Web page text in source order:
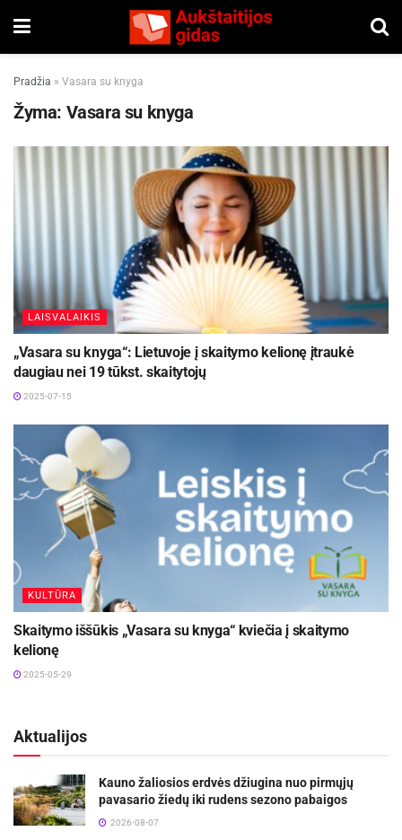
Pradžia » Vasara su knyga
Žyma: Vasara su knyga
LAISVALAIKIS
„Vasara su knyga“: Lietuvoje į skaitymo kelionę įtraukė
daugiau nei 19 tūkst. skaitytojų
2025-07-15
KULTŪRA
Skaitymo iššūkis „Vasara su knyga“ kviečia į skaitymo
kelionę
2025-05-29
Aktualijos
Kauno žaliosios erdvės džiugina nuo pirmųjų
pavasario žiedų iki rudens sezono pabaigos
2026-08-07